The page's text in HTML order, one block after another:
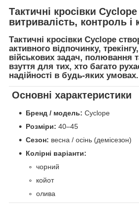
Тактичні кросівки Cyclope
витривалість, контроль
Тактичні кросівки Cyclope
активного відпочинку,
військових задач, полювання
взуття для тих, хто багато
надійності в будь-яких умовах.
Основні характеристики
Бренд / модель: Cyclope
Розміри: 40–45
Сезон: весна / осінь (демісезон)
Колірні варіанти:
чорний
койот
олива